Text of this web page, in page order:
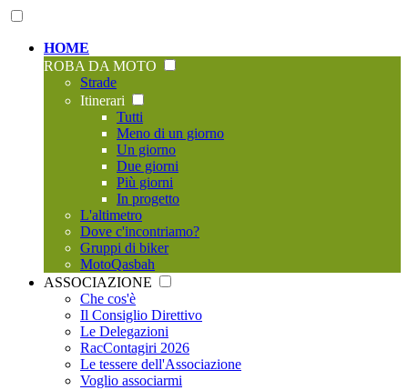
HOME
ROBA DA MOTO
Strade
Itinerari
Tutti
Meno di un giorno
Un giorno
Due giorni
Più giorni
In progetto
L'altimetro
Dove c'incontriamo?
Gruppi di biker
MotoQasbah
ASSOCIAZIONE
Che cos'è
Il Consiglio Direttivo
Le Delegazioni
RacContagiri 2026
Le tessere dell'Associazione
Voglio associarmi